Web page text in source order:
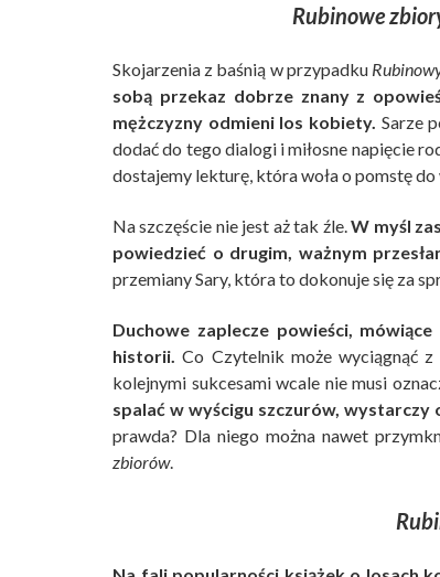
Rubinowe
Skojarzenia z baśnią w przypadku
sobą przekaz dobrze znany z
mężczyzny odmieni los kobiety. Sarze
dodać do tego dialogi i miłosne napięcie
dostajemy lekturę, która woła o pomstę
Na szczęście nie jest aż tak źle.W myśl
powiedzieć o drugim, ważnym
przemiany Sary, która to dokonuje się za
Duchowe zaplecze powieści,
historii. Co Czytelnik może wyciągnąć
kolejnymi sukcesami wcale nie musi
spalać w wyścigu szczurów,
prawda? Dla niego można nawet
zbiorów.